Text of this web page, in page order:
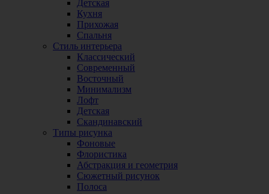
Детская
Кухня
Прихожая
Спальня
Стиль интерьера
Классический
Современный
Восточный
Минимализм
Лофт
Детская
Скандинавский
Типы рисунка
Фоновые
Флористика
Абстракция и геометрия
Сюжетный рисунок
Полоса